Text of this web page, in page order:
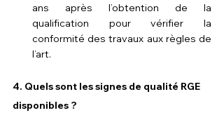
ans après l’obtention de la
qualification pour vérifier la
conformité des travaux aux règles de
l’art.
4. Quels sont les signes de qualité RGE
disponibles ?